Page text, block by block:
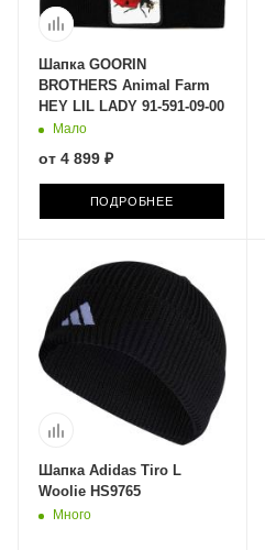
Шапка GOORIN
BROTHERS Animal Farm
HEY LIL LADY 91-591-09-00
Мало
от 4 899 ₽
ПОДРОБНЕЕ
Шапка Adidas Tiro L
Woolie HS9765
Много